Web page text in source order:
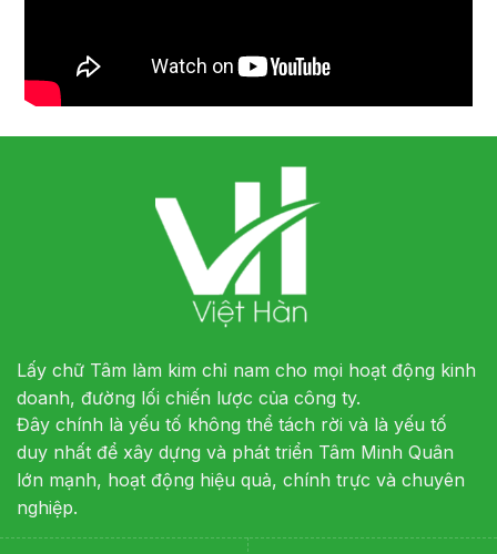
Lấy chữ Tâm làm kim chỉ nam cho mọi hoạt động kinh
doanh, đường lối chiến lược của công ty.
Đây chính là yếu tố không thể tách rời và là yếu tố
duy nhất để xây dựng và phát triển Tâm Minh Quân
lớn mạnh, hoạt động hiệu quả, chính trực và chuyên
nghiệp.